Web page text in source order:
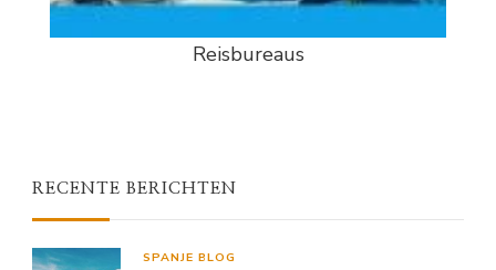
Reisbureaus
RECENTE BERICHTEN
SPANJE BLOG